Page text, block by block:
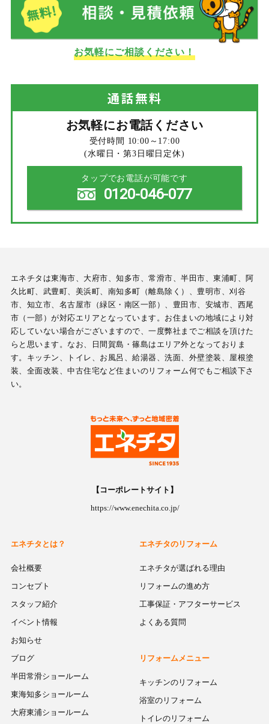
お気軽にご相談ください！
通話無料
お気軽にお電話ください
受付時間 10:00～17:00
(水曜日・第3日曜日定休)
タップでお電話が可能です
0120-046-077
エネチタは東海市、大府市、知多市、常滑市、半田市、東浦町、阿
久比町、武豊町、美浜町、南知多町（離島除く）、豊明市、刈谷
市、知立市、名古屋市（緑区・南区一部）、豊田市、安城市、西尾
市（一部）が対応エリアとなっています。お住まいの地域により対
応していない場合がございますので、一度弊社までご相談を頂けた
らと思います。なお、日間賀島・篠島はエリア外となっておりま
す。キッチン、トイレ、お風呂、給湯器、洗面、外壁塗装、屋根塗
装、全面改装、中古住宅など住まいのリフォーム何でもご相談下さ
い。
【コーポレートサイト】
https://www.enechita.co.jp/
エネチタとは？
会社概要
コンセプト
スタッフ紹介
イベント情報
お知らせ
ブログ
半田常滑ショールーム
東海知多ショールーム
大府東浦ショールーム
エネチタのリフォーム
エネチタが選ばれる理由
リフォームの進め方
工事保証・アフターサービス
よくある質問
リフォームメニュー
キッチンのリフォーム
浴室のリフォーム
トイレのリフォーム